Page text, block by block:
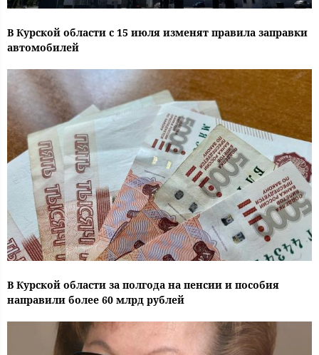
В Курской области с 15 июля изменят правила заправки
автомобилей
В Курской области за полгода на пенсии и пособия
направили более 60 млрд рублей